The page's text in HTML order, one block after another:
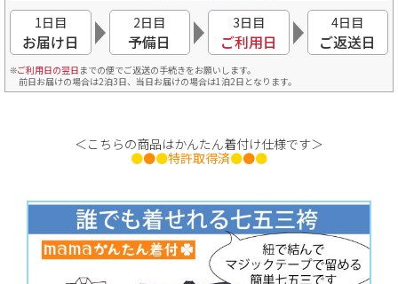
1日目
お届け日
2日目
予備日
3日目
ご利用日
4日目
ご返送日
ご利用日の翌日 までの便でご返送の手続きをお願いします。
前日お届けの場合は2泊3日、当日お届けの場合は1泊2日となります。
＜こちらの商品はかんたん着付け仕様です＞
●●●特許取得済●●●